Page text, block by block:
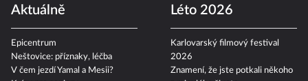
psychologické mýty
Fotbalové přestupy
ONLINE
Eventový prostor Level 9
OKTAGON 92:
Szabová vs. Pudilová
Chance Liga 2026/27
Aktuálně Léto 2026